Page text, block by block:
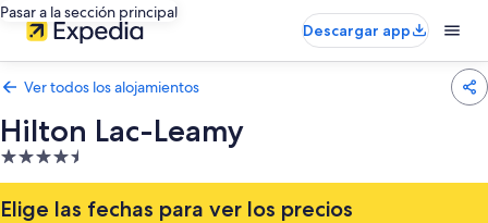
Pasar a la sección principal
Descargar app
Ver todos los alojamientos
Hilton Lac-Leamy
Alojamiento
de
4.5 estrellas
Elige las fechas para ver los precios